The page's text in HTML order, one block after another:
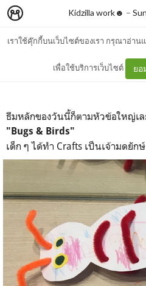
เราใช้คุ๊กกี้บนเว็บไซต์ของเรา กรุณาอ่าน
เพื่อใช้บริการเว็บไซต์ ยอ
Kidzilla work☻ –
Bugs
ธีมหลักของวันนี้ก็ตามหัวข้อใหญ่เล
"Bugs & Birds"
เด็ก ๆ ได้ทำ Crafts เป็นเจ้ามดยักษ์